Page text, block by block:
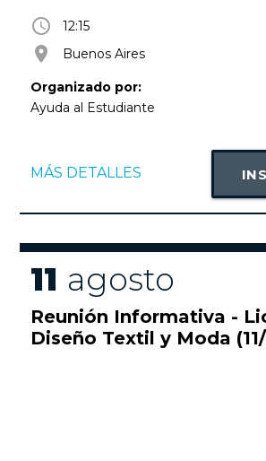
Info: ayues@uade.edu.ar
access_time 12:15
room Buenos Aires
Organizado por:
Ayuda al Estudiante
MÁS DETALLES
11 agosto
Reunión Informativa -
Diseño Textil y Moda